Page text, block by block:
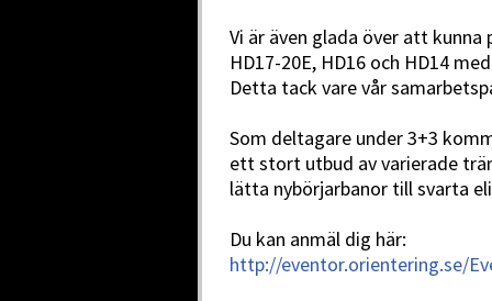
Vi är även glada över att kunna
HD17-20E, HD16 och HD14
Detta tack vare vår
Som deltagare under 3+3
ett stort utbud av varierade
lätta nybörjarbanor till svarta
Du kan anmäl dig här:
http://eventor.orientering.se/